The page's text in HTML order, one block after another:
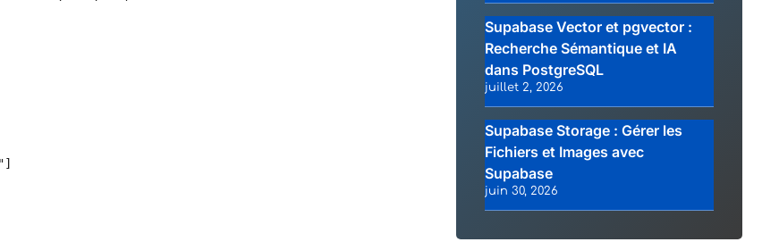
Supabase Vector et pgvector :
Recherche Sémantique et IA
dans PostgreSQL
juillet 2, 2026
Supabase Storage : Gérer les
Fichiers et Images avec
Supabase
juin 30, 2026